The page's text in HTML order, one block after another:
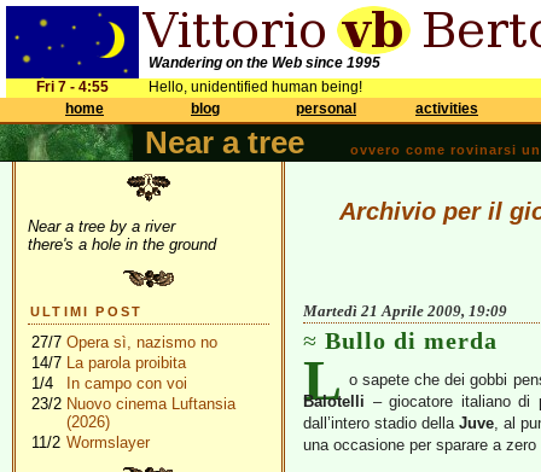
Wandering on the Web since 1995
Fri 7 - 4:55
Hello, unidentified human being!
home
blog personal activities
Near a tree ovvero come rovinarsi
Near a tree by a river
there's a hole in the ground
ULTIMI POST
27/7 Opera sì, nazismo no
14/7 La parola proibita
1/4
In campo con voi
23/2 Nuovo cinema Luftansia
(2026)
11/2 Wormslayer
Archivio per il
Martedì 21 Aprile 2009, 19:09
Bullo di merda
L o sapete che dei gobbi
Balotelli – giocatore italiano di
dall’intero stadio dellaJuve, al
una occasione per sparare a